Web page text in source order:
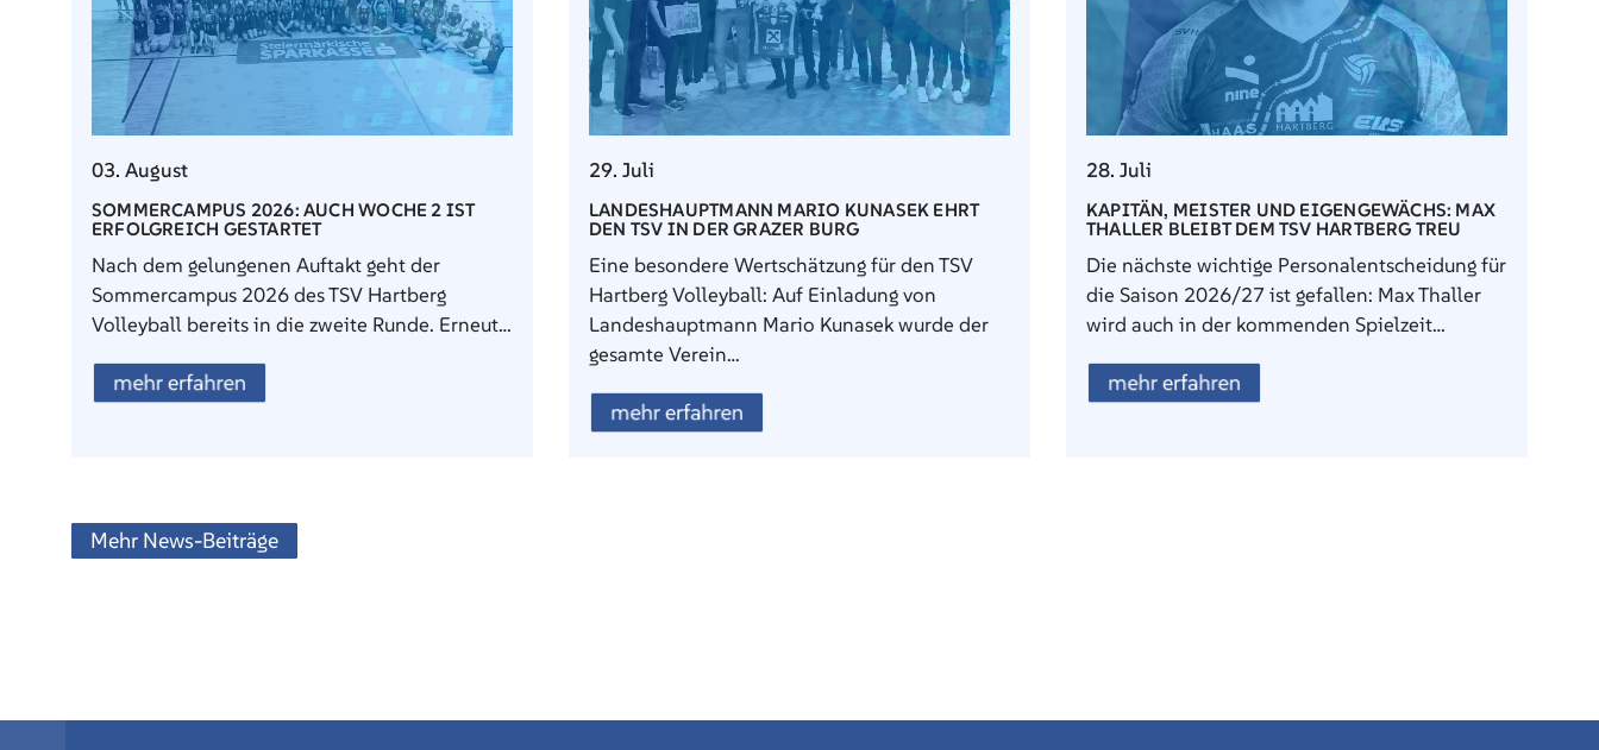
03. August
SOMMERCAMPUS 2026: AUCH WOCHE 2 IST
ERFOLGREICH GESTARTET
Nach dem gelungenen Auftakt geht der
Sommercampus 2026 des TSV Hartberg
Volleyball bereits in die zweite Runde. Erneut…
mehr erfahren
29. Juli
LANDESHAUPTMANN MARIO KUNASEK EHRT
DEN TSV IN DER GRAZER BURG
Eine besondere Wertschätzung für den TSV
Hartberg Volleyball: Auf Einladung von
Landeshauptmann Mario Kunasek wurde der
gesamte Verein…
mehr erfahren
28. Juli
KAPITÄN, MEISTER UND EIGENGEWÄCHS: MAX
THALLER BLEIBT DEM TSV HARTBERG TREU
Die nächste wichtige Personalentscheidung für
die Saison 2026/27 ist gefallen: Max Thaller
wird auch in der kommenden Spielzeit…
mehr erfahren
Mehr News-Beiträge